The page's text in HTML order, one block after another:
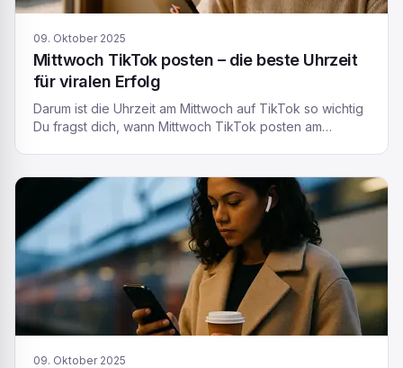
09. Oktober 2025
Mittwoch TikTok posten – die beste Uhrzeit
für viralen Erfolg
Darum ist die Uhrzeit am Mittwoch auf TikTok so wichtig
Du fragst dich, wann Mittwoch TikTok posten am
Schweiz stellen sich diese Frage. Der richtige Zeitpunkt
kann darüber entscheiden, ob dein TikTok-Video viral
geht oder in der Masse […]
09. Oktober 2025